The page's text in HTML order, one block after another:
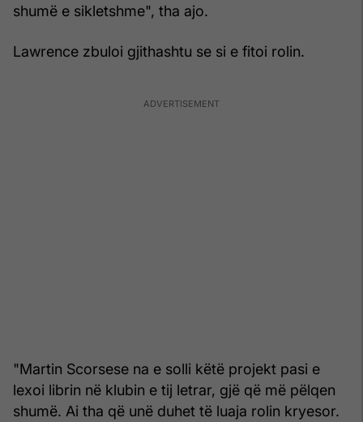
shumë e sikletshme", tha ajo.
Lawrence zbuloi gjithashtu se si e fitoi rolin.
"Martin Scorsese na e solli këtë projekt pasi e
lexoi librin në klubin e tij letrar, gjë që më pëlqen
shumë. Ai tha që unë duhet të luaja rolin kryesor.